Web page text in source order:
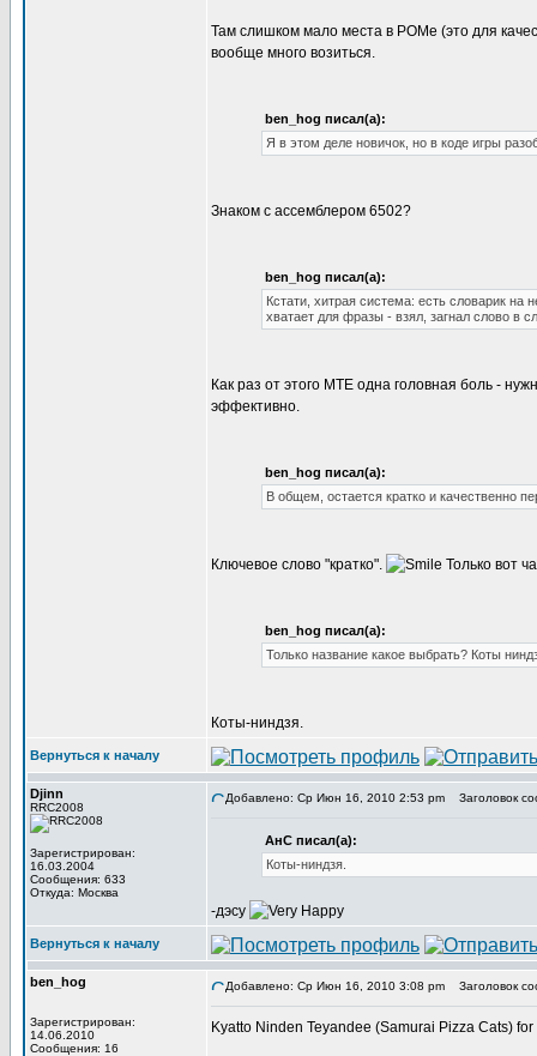
Там слишком мало места в РОМе (это для
вообще много возиться.
ben_hog писал(а):
Я в этом деле новичок, но в коде игры
Знаком с ассемблером 6502?
ben_hog писал(а):
Кстати, хитрая система: есть словарик
хватает для фразы - взял, загнал слово в
Как раз от этого MTE одна головная боль -
эффективно.
ben_hog писал(а):
В общем, остается кратко и качественно
Ключевое слово "кратко". Только вот
ben_hog писал(а):
Только название какое выбрать? Коты
Коты-ниндзя.
Вернуться к началу
Djinn
RRC2008
Зарегистрирован:
16.03.2004
Сообщения: 633
Откуда: Москва
Добавлено: Ср Июн 16, 2010 2:53 pm Заголовок
АнС писал(а):
Коты-ниндзя.
-дэсу
Вернуться к началу
ben_hog
Зарегистрирован:
14.06.2010
Сообщения: 16
Добавлено: Ср Июн 16, 2010 3:08 pm Заголовок
Kyatto Ninden Teyandee (Samurai Pizza Cats)